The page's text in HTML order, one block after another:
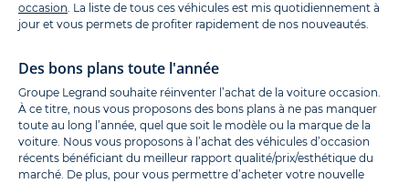
occasion. La liste de tous ces véhicules est mis quotidiennement à
jour et vous permets de profiter rapidement de nos nouveautés.
Des bons plans toute l'année
Groupe Legrand souhaite réinventer l’achat de la voiture occasion.
À ce titre, nous vous proposons des bons plans à ne pas manquer
toute au long l’année, quel que soit le modèle ou la marque de la
voiture. Nous vous proposons à l’achat des véhicules d’occasion
récents bénéficiant du meilleur rapport qualité/prix/esthétique du
marché. De plus, pour vous permettre d’acheter votre nouvelle